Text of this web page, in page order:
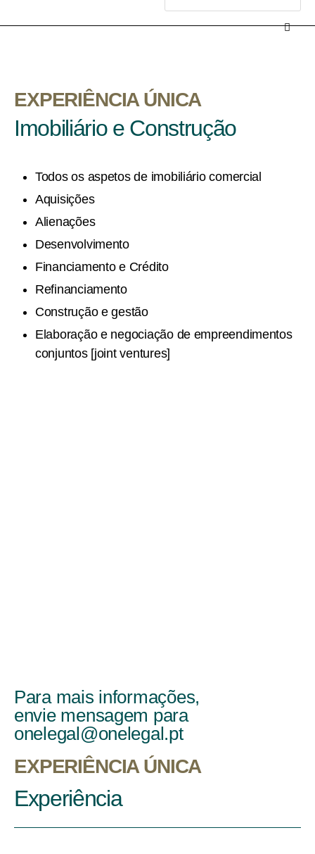
EXPERIÊNCIA ÚNICA
Imobiliário e Construção
Todos os aspetos de imobiliário comercial
Aquisições
Alienações
Desenvolvimento
Financiamento e Crédito
Refinanciamento
Construção e gestão
Elaboração e negociação de empreendimentos
conjuntos [joint ventures]
Para mais informações,
envie mensagem para
onelegal@onelegal.pt
EXPERIÊNCIA ÚNICA
Experiência